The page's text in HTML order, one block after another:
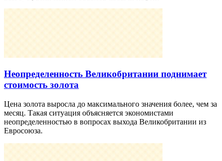
Неопределенность Великобритании поднимает
стоимость золота
Цена золота выросла до максимального значения более, чем за
месяц. Такая ситуация объясняется экономистами
неопределенностью в вопросах выхода Великобритании из
Евросоюза.